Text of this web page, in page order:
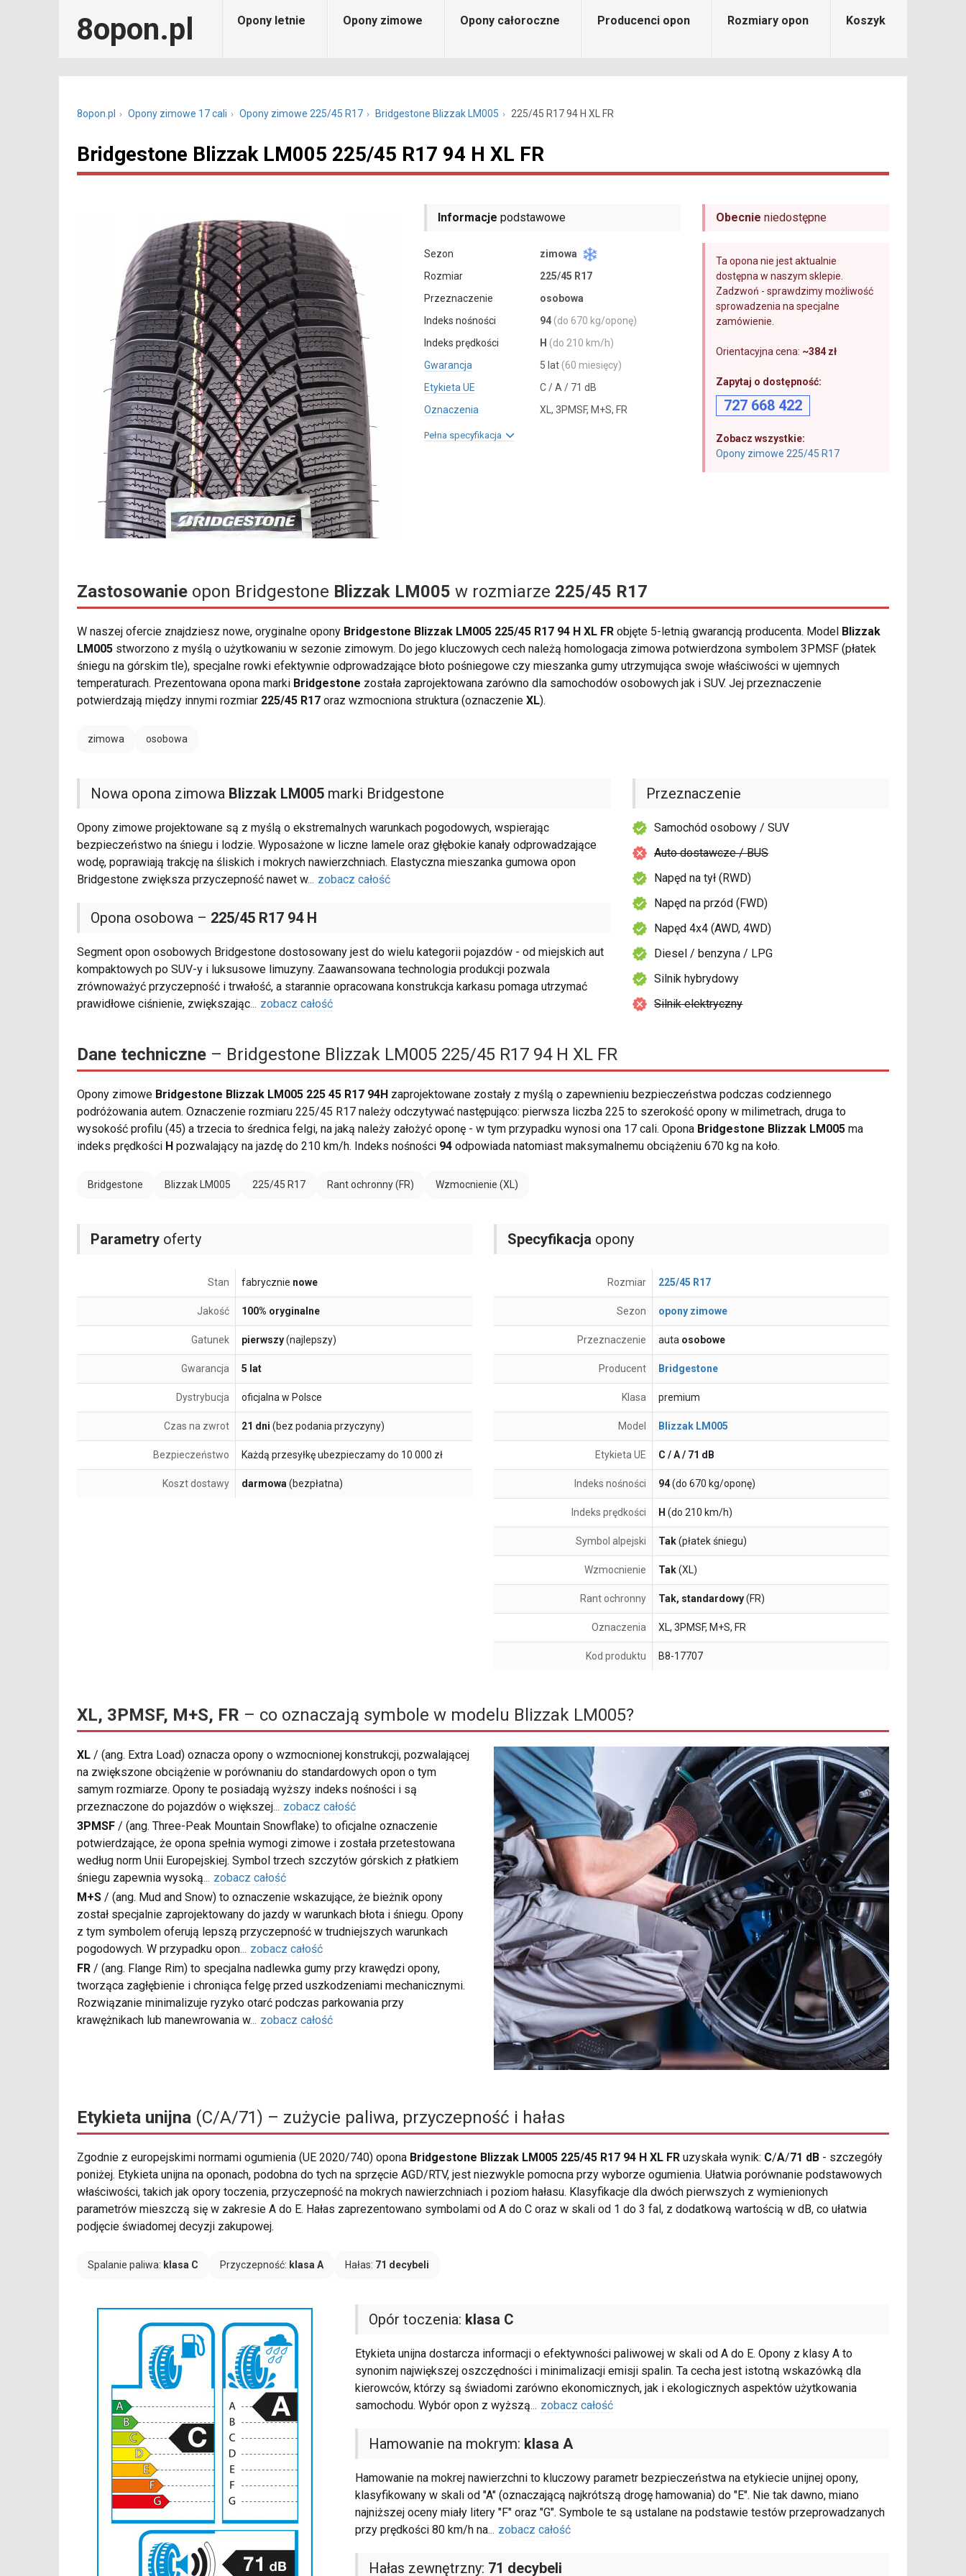
8opon.pl Opony letnie Opony zimowe Opony całoroczne Producenci opon Rozmiary opon Koszyk
8opon.pl Opony zimowe 17 cali Opony zimowe 225/45 R17 Bridgestone Blizzak LM005 225/45 R17 94 H XL FR
Bridgestone Blizzak LM005 225/45 R17 94 H XL FR
Informacje podstawowe
Sezon
zimowa
Rozmiar
225/45 R17
Przeznaczenie
osobowa
Indeks nośności
94 (do 670 kg/oponę)
Indeks prędkości
H (do 210 km/h)
Gwarancja
5 lat (60 miesięcy)
Etykieta UE
C / A / 71 dB
Oznaczenia
XL, 3PMSF, M+S, FR
Pełna specyfikacja
Obecnie niedostępne
Ta opona nie jest aktualnie
dostępna w naszym sklepie.
Zadzwoń - sprawdzimy możliwość
sprowadzenia na specjalne
zamówienie.
Orientacyjna cena: ~384 zł
Zapytaj o dostępność:
727 668 422
Zobacz wszystkie:
Opony zimowe 225/45 R17
Zastosowanie opon Bridgestone Blizzak LM005 w rozmiarze 225/45 R17
W naszej ofercie znajdziesz nowe, oryginalne opony Bridgestone Blizzak LM005 225/45 R17 94 H XL FR objęte 5-letnią gwarancją producenta. Model Blizzak
LM005 stworzono z myślą o użytkowaniu w sezonie zimowym. Do jego kluczowych cech należą homologacja zimowa potwierdzona symbolem 3PMSF (płatek
śniegu na górskim tle), specjalne rowki efektywnie odprowadzające błoto pośniegowe czy mieszanka gumy utrzymująca swoje właściwości w ujemnych
temperaturach. Prezentowana opona marki Bridgestone została zaprojektowana zarówno dla samochodów osobowych jak i SUV. Jej przeznaczenie
potwierdzają między innymi rozmiar 225/45 R17 oraz wzmocniona struktura (oznaczenie XL).
zimowa osobowa
Nowa opona zimowa Blizzak LM005 marki Bridgestone
Opony zimowe projektowane są z myślą o ekstremalnych warunkach pogodowych, wspierając
bezpieczeństwo na śniegu i lodzie. Wyposażone w liczne lamele oraz głębokie kanały odprowadzające
wodę, poprawiają trakcję na śliskich i mokrych nawierzchniach. Elastyczna mieszanka gumowa opon
Bridgestone zwiększa przyczepność nawet w... zobacz całość
Opona osobowa – 225/45 R17 94 H
Segment opon osobowych Bridgestone dostosowany jest do wielu kategorii pojazdów - od miejskich aut
kompaktowych po SUV-y i luksusowe limuzyny. Zaawansowana technologia produkcji pozwala
zrównoważyć przyczepność i trwałość, a starannie opracowana konstrukcja karkasu pomaga utrzymać
prawidłowe ciśnienie, zwiększając... zobacz całość
Przeznaczenie
Samochód osobowy / SUV
Auto dostawcze / BUS
Napęd na tył (RWD)
Napęd na przód (FWD)
Napęd 4x4 (AWD, 4WD)
Diesel / benzyna / LPG
Silnik hybrydowy
Silnik elektryczny
Dane techniczne – Bridgestone Blizzak LM005 225/45 R17 94 H XL FR
Opony zimowe Bridgestone Blizzak LM005 225 45 R17 94H zaprojektowane zostały z myślą o zapewnieniu bezpieczeństwa podczas codziennego
podróżowania autem. Oznaczenie rozmiaru 225/45 R17 należy odczytywać następująco: pierwsza liczba 225 to szerokość opony w milimetrach, druga to
wysokość profilu (45) a trzecia to średnica felgi, na jaką należy założyć oponę - w tym przypadku wynosi ona 17 cali. Opona Bridgestone Blizzak LM005 ma
indeks prędkości H pozwalający na jazdę do 210 km/h. Indeks nośności 94 odpowiada natomiast maksymalnemu obciążeniu 670 kg na koło.
Bridgestone Blizzak LM005 225/45 R17 Rant ochronny (FR) Wzmocnienie (XL)
Parametry oferty
Stan fabrycznie nowe
Jakość 100% oryginalne
Gatunek pierwszy(najlepszy)
Gwarancja 5 lat
Dystrybucja oficjalna w Polsce
Czas na zwrot 21 dni (bez podania przyczyny)
Bezpieczeństwo Każdą przesyłkę ubezpieczamy do 10 000 zł
Koszt dostawy darmowa(bezpłatna)
Specyfikacja opony
Rozmiar 225/45 R17
Sezon opony zimowe
Przeznaczenie auta osobowe
Producent Bridgestone
Klasa premium
Model Blizzak LM005
Etykieta UE C / A / 71 dB
Indeks nośności 94(do 670 kg/oponę)
Indeks prędkości H (do 210 km/h)
Symbol alpejski Tak(płatek śniegu)
Wzmocnienie Tak(XL)
Rant ochronny Tak, standardowy(FR)
Oznaczenia XL, 3PMSF, M+S, FR
Kod produktu B8-17707
XL, 3PMSF, M+S, FR – co oznaczają symbole w modelu Blizzak LM005?
XL / (ang. Extra Load) oznacza opony o wzmocnionej konstrukcji, pozwalającej
na zwiększone obciążenie w porównaniu do standardowych opon o tym
samym rozmiarze. Opony te posiadają wyższy indeks nośności i są
przeznaczone do pojazdów o większej... zobacz całość
3PMSF / (ang. Three-Peak Mountain Snowflake) to oficjalne oznaczenie
potwierdzające, że opona spełnia wymogi zimowe i została przetestowana
według norm Unii Europejskiej. Symbol trzech szczytów górskich z płatkiem
śniegu zapewnia wysoką... zobacz całość
M+S / (ang. Mud and Snow) to oznaczenie wskazujące, że bieżnik opony
został specjalnie zaprojektowany do jazdy w warunkach błota i śniegu. Opony
z tym symbolem oferują lepszą przyczepność w trudniejszych warunkach
pogodowych. W przypadku opon... zobacz całość
FR / (ang. Flange Rim) to specjalna nadlewka gumy przy krawędzi opony,
tworząca zagłębienie i chroniąca felgę przed uszkodzeniami mechanicznymi.
Rozwiązanie minimalizuje ryzyko otarć podczas parkowania przy
krawężnikach lub manewrowania w... zobacz całość
Etykieta unijna (C/A/71) – zużycie paliwa, przyczepność i hałas
Zgodnie z europejskimi normami ogumienia (UE 2020/740) opona Bridgestone Blizzak LM005 225/45 R17 94 H XL FR uzyskała wynik: C/A/71 dB - szczegóły
poniżej. Etykieta unijna na oponach, podobna do tych na sprzęcie AGD/RTV, jest niezwykle pomocna przy wyborze ogumienia. Ułatwia porównanie podstawowych
właściwości, takich jak opory toczenia, przyczepność na mokrych nawierzchniach i poziom hałasu. Klasyfikacje dla dwóch pierwszych z wymienionych
parametrów mieszczą się w zakresie A do E. Hałas zaprezentowano symbolami od A do C oraz w skali od 1 do 3 fal, z dodatkową wartością w dB, co ułatwia
podjęcie świadomej decyzji zakupowej.
Spalanie paliwa: klasa C Przyczepność: klasa A Hałas: 71 decybeli
Opór toczenia: klasa C
Etykieta unijna dostarcza informacji o efektywności paliwowej w skali od A do E. Opony z klasy A to
synonim największej oszczędności i minimalizacji emisji spalin. Ta cecha jest istotną wskazówką dla
kierowców, którzy są świadomi zarówno ekonomicznych, jak i ekologicznych aspektów użytkowania
samochodu. Wybór opon z wyższą... zobacz całość
Hamowanie na mokrym: klasa A
Hamowanie na mokrej nawierzchni to kluczowy parametr bezpieczeństwa na etykiecie unijnej opony,
klasyfikowany w skali od "A" (oznaczającą najkrótszą drogę hamowania) do "E". Nie tak dawno, miano
najniższej oceny miały litery "F" oraz "G". Symbole te są ustalane na podstawie testów przeprowadzanych
przy prędkości 80 km/h na... zobacz całość
Hałas zewnętrzny: 71 decybeli